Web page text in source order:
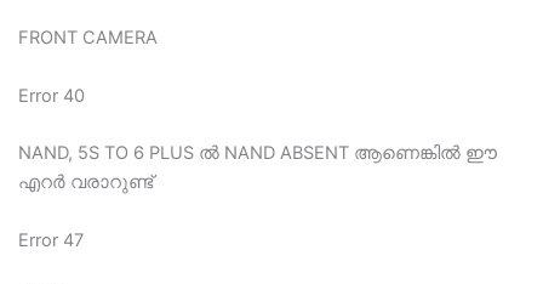
FRONT CAMERA
Error 40
NAND, 5S TO 6 PLUS ല്‍ NAND ABSENT ആണെങ്കില്‍ ഈ
എറര്‍ വരാറുണ്ട്
Error 47